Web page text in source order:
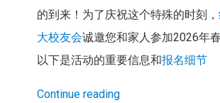
的到来！为了庆祝这个特殊的时刻，
大校友会诚邀您和家人参加2026年春
以下是活动的重要信息和报名细节
Continue reading